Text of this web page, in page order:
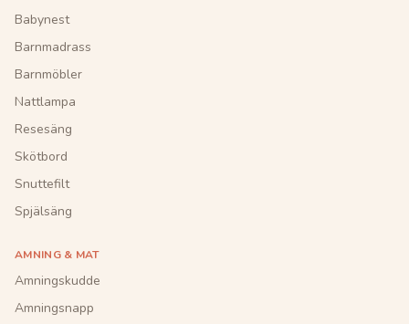
Babynest
Barnmadrass
Barnmöbler
Nattlampa
Resesäng
Skötbord
Snuttefilt
Spjälsäng
AMNING & MAT
Amningskudde
Amningsnapp